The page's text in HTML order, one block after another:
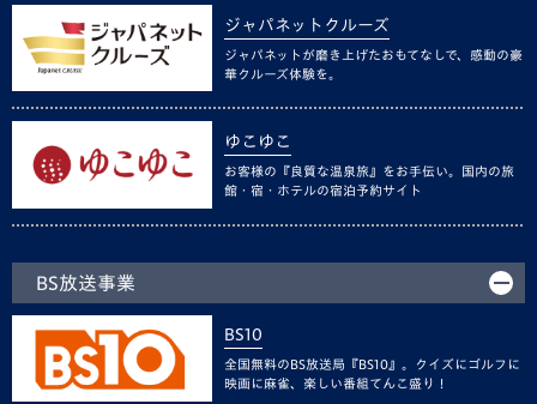
ジャパネットクルーズ
ジャパネットが磨き上げたおもてなしで、感動の豪
華クルーズ体験を。
ゆこゆこ
お客様の『良質な温泉旅』をお手伝い。国内の旅
館・宿・ホテルの宿泊予約サイト
BS放送事業
BS10
全国無料のBS放送局『BS10』。クイズにゴルフに
映画に麻雀、楽しい番組てんこ盛り！